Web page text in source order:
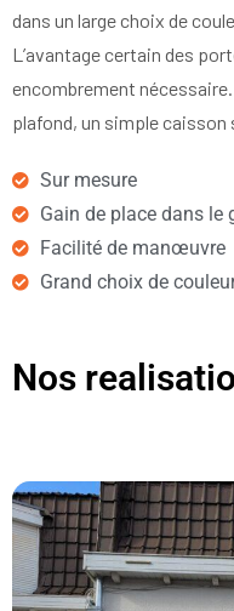
dans un large choix de
L’avantage certain des
encombrement
plafond, un simple
Sur mesure
Gain de place dans le
Facilité de manœuvre
Grand choix de
Nos